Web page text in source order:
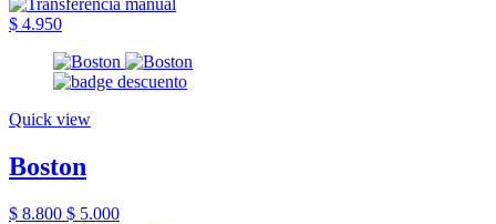
$ 4.950
Quick view
Boston
$ 8.800 $ 5.000